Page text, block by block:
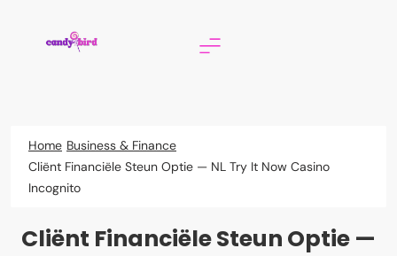
Home Business & Finance
Cliënt Financiële Steun Optie — NL Try It Now Casino
Incognito
Cliënt Financiële Steun Optie —